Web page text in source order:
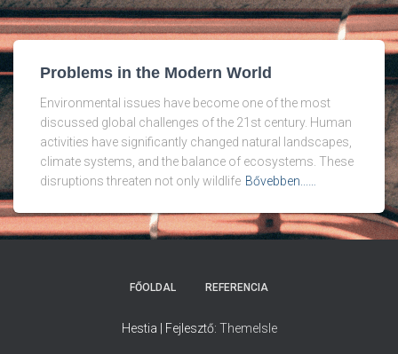
Problems in the Modern World
Environmental issues have become one of the most
discussed global challenges of the 21st century. Human
activities have significantly changed natural landscapes,
climate systems, and the balance of ecosystems. These
disruptions threaten not only wildlife Bővebben...…
FŐOLDAL REFERENCIA
Hestia | Fejlesztő: ThemeIsle